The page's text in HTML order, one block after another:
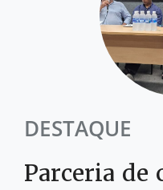
DESTAQUE
Parceria de